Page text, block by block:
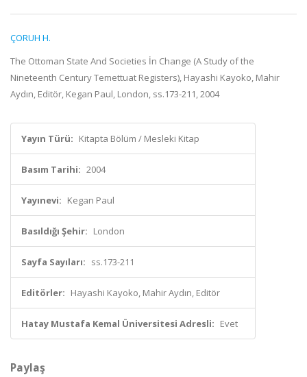
ÇORUH H.
The Ottoman State And Societies İn Change (A Study of the
Nineteenth Century Temettuat Registers), Hayashi Kayoko, Mahir
Aydın, Editör, Kegan Paul, London, ss.173-211, 2004
Yayın Türü: Kitapta Bölüm / Mesleki Kitap
Basım Tarihi: 2004
Yayınevi: Kegan Paul
Basıldığı Şehir: London
Sayfa Sayıları: ss.173-211
Editörler: Hayashi Kayoko, Mahir Aydın, Editör
Hatay Mustafa Kemal Üniversitesi Adresli: Evet
Paylaş